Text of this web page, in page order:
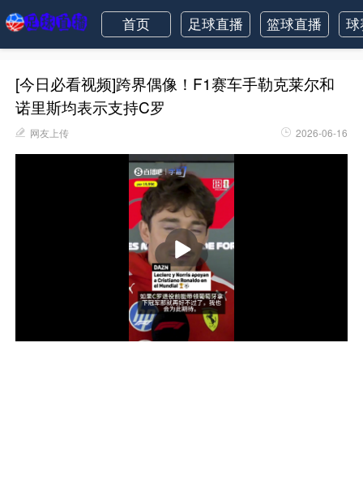
首页 足球直播 篮球直播
[今日必看视频]跨界偶像！F1赛车手勒克莱尔和
诺里斯均表示支持C罗
网友上传 2026-06-16